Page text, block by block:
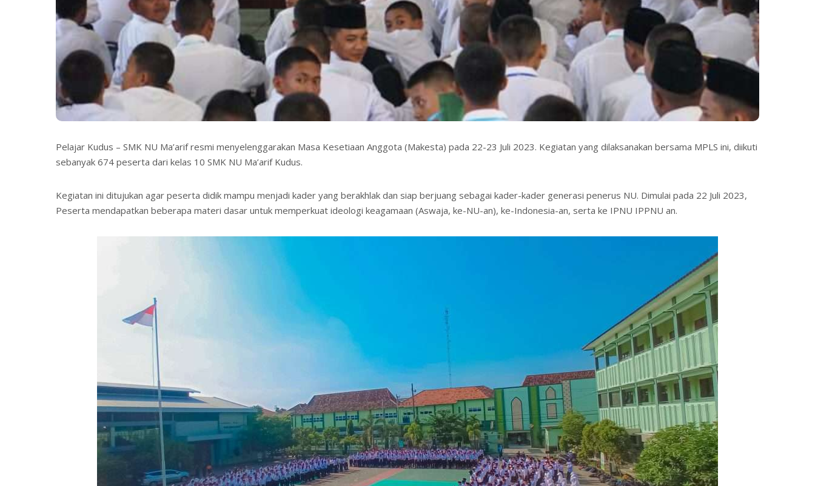
Pelajar Kudus – SMK NU Ma’arif resmi menyelenggarakan Masa Kesetiaan Anggota (Makesta) pada 22-23 Juli 2023. Kegiatan yang dilaksanakan bersama MPLS ini, diikuti
sebanyak 674 peserta dari kelas 10 SMK NU Ma’arif Kudus.
Kegiatan ini ditujukan agar peserta didik mampu menjadi kader yang berakhlak dan siap berjuang sebagai kader-kader generasi penerus NU. Dimulai pada 22 Juli 2023,
Peserta mendapatkan beberapa materi dasar untuk memperkuat ideologi keagamaan (Aswaja, ke-NU-an), ke-Indonesia-an, serta ke IPNU IPPNU an.